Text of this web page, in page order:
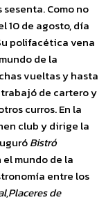
Como no
10 de agosto, día
polifacética vena
de la
vueltas y hasta
de cartero y
curros. En la
club y dirige la
Bistró
mundo de la
entre los
Placeres de